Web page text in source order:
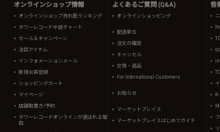
オンラインショップ情報
オンラインショップ売れ筋ランキング
タワーレコード全店チャート
セール＆キャンペーン
注目アイテム
インフォメーションメール
新規会員登録
ショッピングカート
マイページ
店舗取置き/予約
タワーレコードオンラインが選ばれる理
由
よくあるご質問 (Q&A)
オンラインショッピング
配送単位
注文の確認
キャンセル
交換・返品
For International Customers
お知らせ
マーケットプレイス
マーケットプレイスはじめてガイド
音